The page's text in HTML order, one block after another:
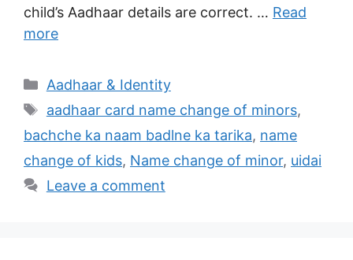
child’s Aadhaar details are correct. … Read
more
Categories
Aadhaar & Identity
Tags
aadhaar card name change of minors,
bachche ka naam badlne ka tarika, name
change of kids, Name change of minor, uidai
Leave a comment